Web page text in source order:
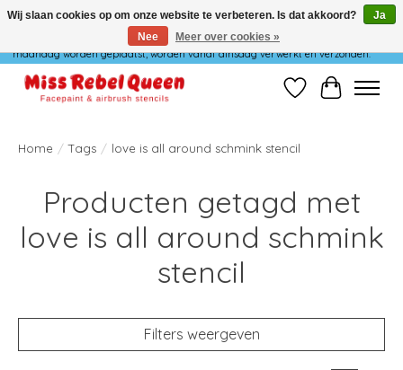
Wij verzenden niet op maandag. Bestellingen die in het weekend of op
maandag worden geplaatst, worden vanaf dinsdag verwerkt en verzonden.
Verlanglijst
Home / Tags / love is all around schmink stencil
Producten getagd met
love is all around schmink
stencil
Filters weergeven
Wij slaan cookies op om onze website te verbeteren. Is dat akkoord?
Ja
Nee
Meer over cookies »